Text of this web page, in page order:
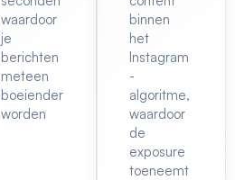
waardoor
je
berichten
meteen
boeiender
worden
binnen
het
Instagram
-
algoritme,
waardoor
de
exposure
toeneemt